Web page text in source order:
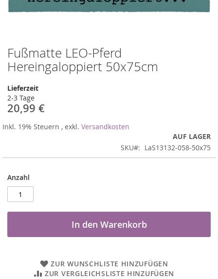
Fußmatte LEO-Pferd
Hereingaloppiert 50x75cm
Lieferzeit
2-3 Tage
20,99 €
Inkl. 19% Steuern , exkl. Versandkosten
AUF LAGER
SKU
LaS13132-058-50x75
Anzahl
In den Warenkorb
ZUR WUNSCHLISTE HINZUFÜGEN
ZUR VERGLEICHSLISTE HINZUFÜGEN
Zum
Anfang
der
springen